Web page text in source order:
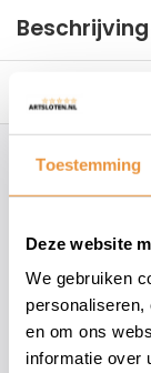
Toestemming
Deze website
We gebruiken
en om ons
informatie over
Beschrijving
Reviews
Hoe
+31 78